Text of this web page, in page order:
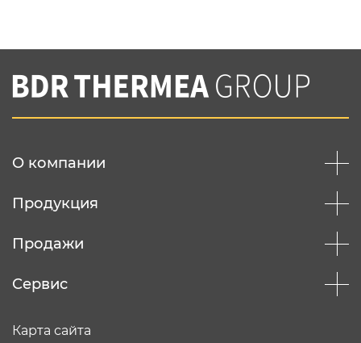
Вы соглашаетесь с нашей политикой
конфеденциальности
О компании
Продукция
Продажи
Сервис
Карта сайта